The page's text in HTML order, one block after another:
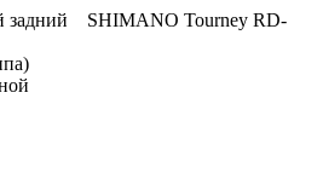
задний SHIMANO Tourney RD-